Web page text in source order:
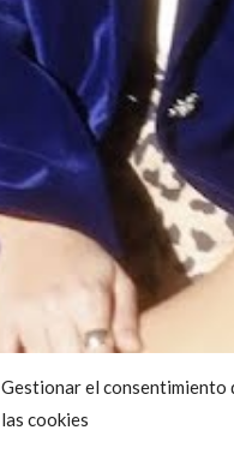
Gestionar el consentimiento
las cookies